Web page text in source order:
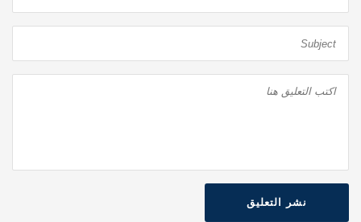
نشر التعليق